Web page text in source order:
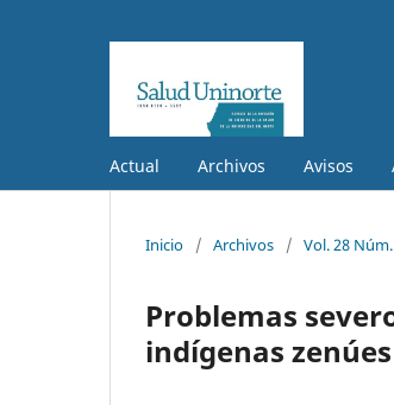
Actual Archivos Avisos
Inicio / Archivos / Vol. 28
Problemas
indígenas